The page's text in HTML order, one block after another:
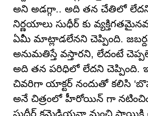
అని అడగ్గా.. అది తన చేతిలో
నిర్ణయాలు సుధీర్ కు
ఏమీ మాట్లాడలేనని చెప్పింది.
అనుమతిస్తే వస్తారని, లేదంటే
అది తన పరిధిలో లేదని చెప్పింది.
చివరిగా యాక్టర్ నందుతో కలిసి
అనే చిత్రంలో హీరోయిన్ గా
సుదీర్ కమెడియన్గా మంచి స్థాయికి